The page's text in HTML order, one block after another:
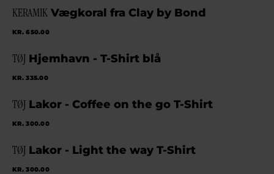
KERAMIK Vægkoral fra Clay by Bond
KR. 650.00
TØJ Hjemhavn - T-Shirt blå
KR. 335.00
TØJ Lakor - Coffee on the go T-Shirt
KR. 300.00
TØJ Lakor - Light the way T-Shirt
KR. 300.00